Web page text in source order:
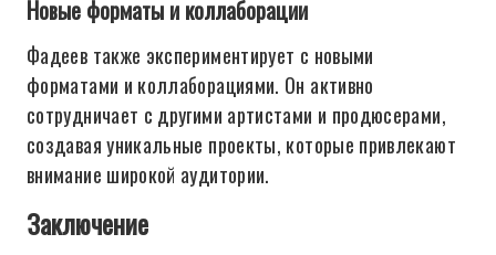
Новые форматы и коллаборации
Фадеев также экспериментирует с новыми
форматами и коллаборациями. Он активно
сотрудничает с другими артистами и продюсерами,
создавая уникальные проекты, которые привлекают
внимание широкой аудитории.
Заключение